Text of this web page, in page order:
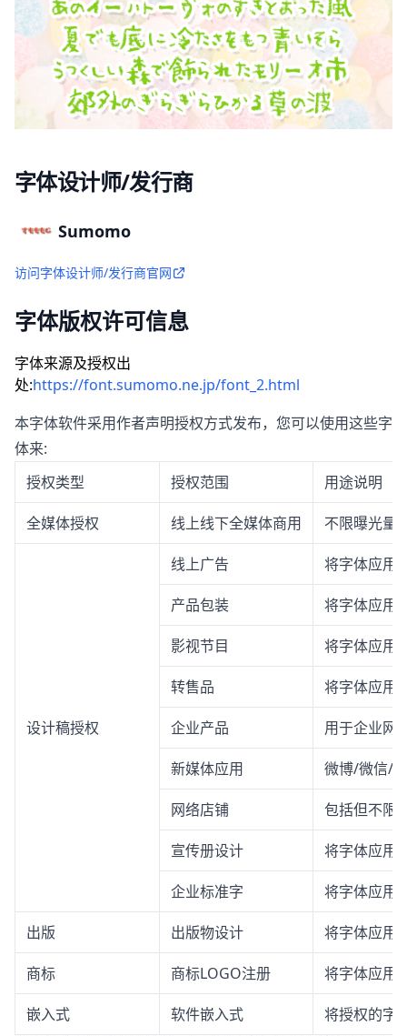
字体设计师/发行商
Sumomo
访问字体设计师/发行商官网
字体版权许可信息
字体来源及授权出
处:https://font.sumomo.ne.jp/font_2.html
本字体软件采用作者声明授权方式发布，您可以使用这些字
体来:
授权类型
授权范围 用途说明
全媒体授权 线上线下全媒体商用 不限曝光量
设计稿授权
线上广告 将字体应用
产品包装 将字体应用
影视节目 将字体应用
转售品 将字体应用
企业产品 用于企业网
新媒体应用 微博/微信/
网络店铺 包括但不限
宣传册设计 将字体应用
企业标准字 将字体应用
出版 出版物设计 将字体应用
商标 商标LOGO注册 将字体应用
嵌入式 软件嵌入式
将授权的字